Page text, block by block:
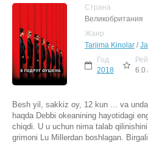
Страна
Великобритания
Жанр
Tarjima Kinolar /
Год
2018
6.0
Besh yil, sakkiz oy, 12 kun ... va
haqda Debbi okeanining hayotidagi
chiqdi. U u uchun nima talab
grimoni Lu Millerdan boshlagan.